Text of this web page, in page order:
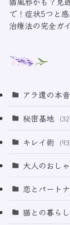
で！症状5つと感
治療法の完全ガ
アラ還の本音
秘密基地
キレイ術
(32)
(49)
大人のおし
(2)
恋とパート
(33)
猫との暮らし